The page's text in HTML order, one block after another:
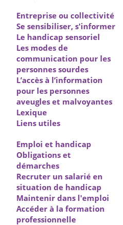
Entreprise ou collectivité
Se sensibiliser, s'informer
Le handicap sensoriel
Les modes de
communication pour les
personnes sourdes
L’accès à l’information
pour les personnes
aveugles et malvoyantes
Lexique
Liens utiles
Emploi et handicap
Obligations et
démarches
Recruter un salarié en
situation de handicap
Maintenir dans l'emploi
Accéder à la formation
professionnelle